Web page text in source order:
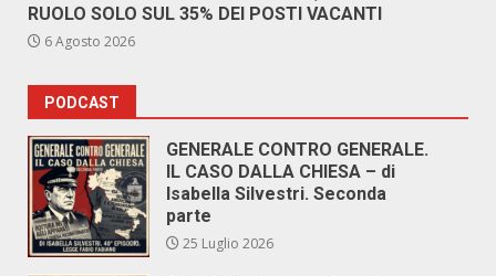
RUOLO SOLO SUL 35% DEI POSTI VACANTI
6 Agosto 2026
PODCAST
GENERALE CONTRO GENERALE.
IL CASO DALLA CHIESA – di
Isabella Silvestri. Seconda
parte
25 Luglio 2026